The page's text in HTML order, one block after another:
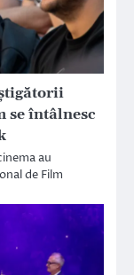
se întâlnesc
au
de Film